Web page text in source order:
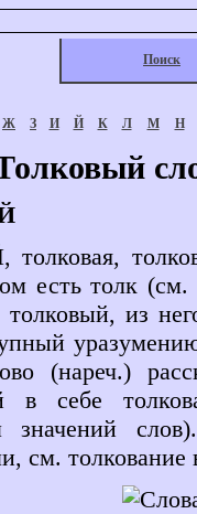
Поиск
Ж З И Й К Л М Н
есть толк
толковый, из
(нареч.)
в себе
значений
см.